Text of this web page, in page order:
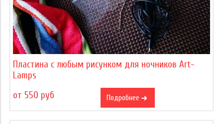
Пластина с любым рисунком для ночников Art-
Lamps
от 550 руб
Подробнее